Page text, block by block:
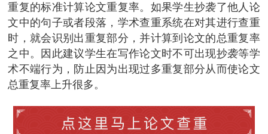
重复的标准计算论文重复率。如果学生抄袭了他人论
文中的句子或者段落，学术查重系统在对其进行查重
时，就会识别出重复部分，并计算到论文的总重复率
之中。因此建议学生在写作论文时不可出现抄袭等学
术不端行为，防止因为出现过多重复部分从而使论文
总重复率上升很多。